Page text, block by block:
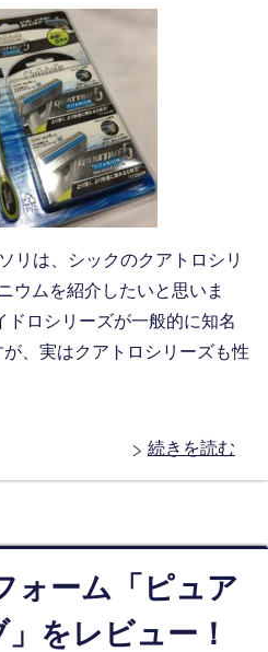
リは、シックのクアトロシリ
ウムを紹介したいと思いま
ロシリーズが一般的に知名
、実はクアトロシリーズも性
続きを読む
ォーム「ピュア
をレビュー！